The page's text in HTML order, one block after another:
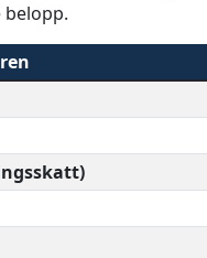
belopp.